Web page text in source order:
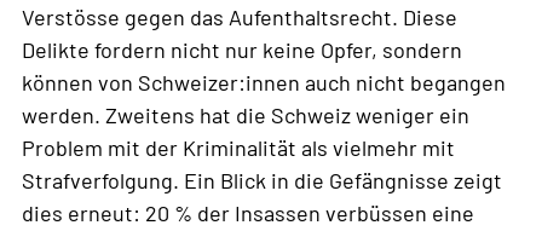
Verstösse gegen das Aufenthaltsrecht. Diese
Delikte fordern nicht nur keine Opfer, sondern
können von Schweizer:innen auch nicht begangen
werden. Zweitens hat die Schweiz weniger ein
Problem mit der Kriminalität als vielmehr mit
Strafverfolgung. Ein Blick in die Gefängnisse zeigt
dies erneut: 20 % der Insassen verbüssen eine